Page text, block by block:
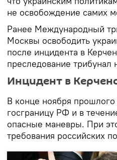
не освобождение самих
Ранее Международный
Москвы освободить
после инцидента в
преследование трибунал
Инцидент в
В конце ноября
госграницу РФ и в
опасные маневры. При
требования российских